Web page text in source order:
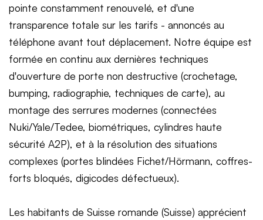
pointe constamment renouvelé, et d'une
transparence totale sur les tarifs - annoncés au
téléphone avant tout déplacement. Notre équipe est
formée en continu aux dernières techniques
d'ouverture de porte non destructive (crochetage,
bumping, radiographie, techniques de carte), au
montage des serrures modernes (connectées
Nuki/Yale/Tedee, biométriques, cylindres haute
sécurité A2P), et à la résolution des situations
complexes (portes blindées Fichet/Hörmann, coffres-
forts bloqués, digicodes défectueux).
Les habitants de Suisse romande (Suisse) apprécient